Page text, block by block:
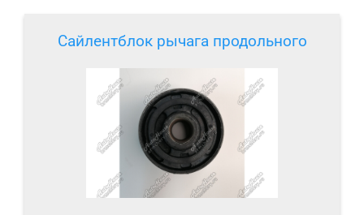
Сайлентблок рычага продольного